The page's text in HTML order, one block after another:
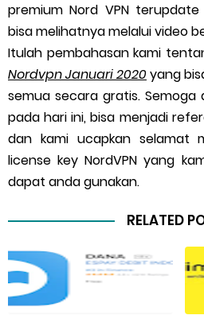
premium Nord VPN
bisa melihatnya melalui video
Itulah pembahasan kami
NordvpnJanuari 2020yang
semua secara gratis. Semoga
pada hari ini, bisa menjadi
dan kami ucapkan selamat
license key NordVPN yang
dapat anda gunakan.
RELATED